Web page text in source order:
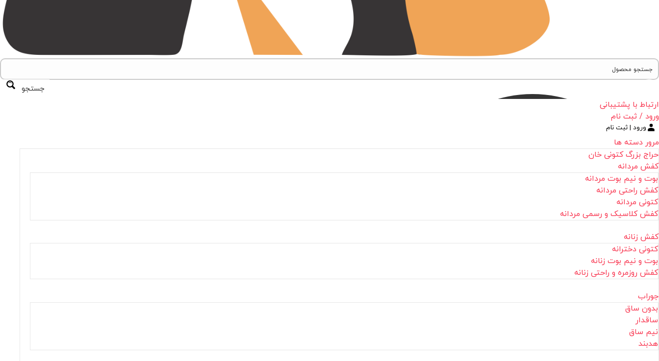
جستجو
ارتباط با پشتیبانی
ورود / ثبت نام
ورود | ثبت نام
مرور دسته ها
حراج بزرگ کتونی خان
کفش مردانه
بوت و نیم بوت مردانه
کفش راحتی مردانه
کتونی مردانه
کفش کلاسیک و رسمی مردانه
کفش زنانه
کتونی دخترانه
بوت و نیم بوت زنانه
کفش روزمره و راحتی زنانه
جوراب
بدون ساق
ساقدار
نیم ساق
هدبند